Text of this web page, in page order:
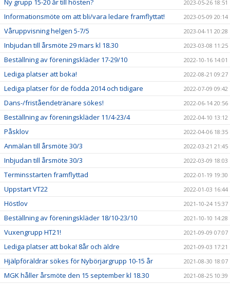
Ny grupp 15-20 år till hösten? 2023-05-26 18:51
Informationsmöte om att bli/vara ledare framflyttat! 2023-05-09 20:14
Våruppvisning helgen 5-7/5 2023-04-11 20:28
Inbjudan till årsmöte 29 mars kl 18.30 2023-03-08 11:25
Beställning av föreningskläder 17-29/10 2022-10-16 14:01
Lediga platser att boka! 2022-08-21 09:27
Lediga platser för de födda 2014 och tidigare 2022-07-09 09:42
Dans-/friståendetränare sökes! 2022-06-14 20:56
Beställning av föreningskläder 11/4-23/4 2022-04-10 13:12
Påsklov 2022-04-06 18:35
Anmälan till årsmöte 30/3 2022-03-21 21:45
Inbjudan till årsmöte 30/3 2022-03-09 18:03
Terminsstarten framflyttad 2022-01-19 19:30
Uppstart VT22 2022-01-03 16:44
Höstlov 2021-10-24 15:37
Beställning av föreningskläder 18/10-23/10 2021-10-10 14:28
Vuxengrupp HT21! 2021-09-09 07:07
Lediga platser att boka! 8år och äldre 2021-09-03 17:21
Hjälpföräldrar sökes för Nybörjargrupp 10-15 år 2021-08-30 18:07
MGK håller årsmöte den 15 september kl 18.30 2021-08-25 10:39